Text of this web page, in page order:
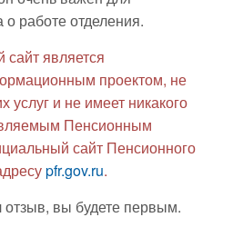
о работе отделения.
является
проектом, не
услуг и не имеет никакого
Пенсионным
сайт Пенсионного
pfr.gov.ru.
вы будете первым.